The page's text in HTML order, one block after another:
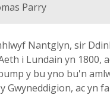
Parry
Nantglyn, sir
i Lundain yn 1800,
y bu yno bu'n
Gwyneddigion, ac yn